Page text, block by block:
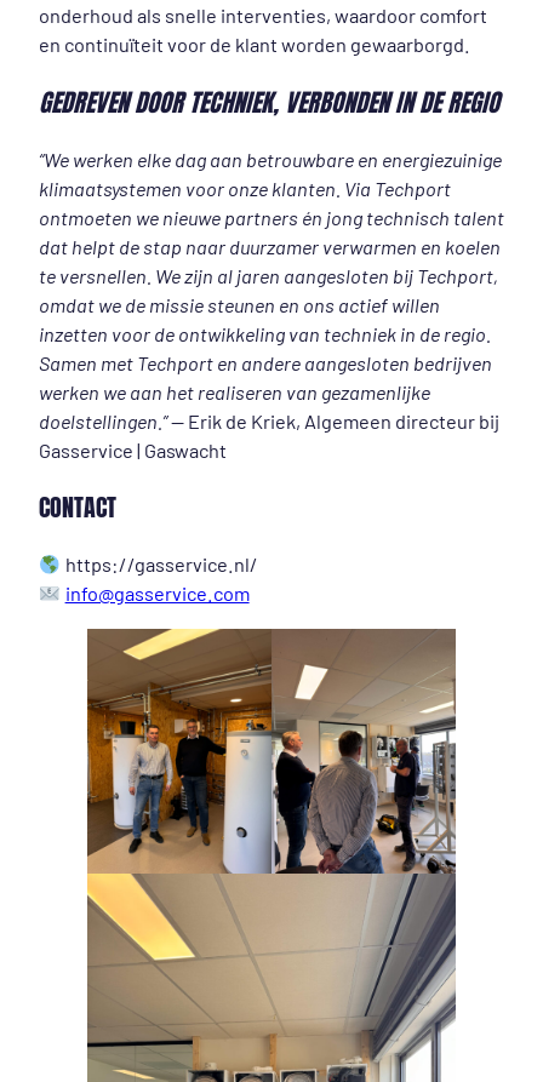
onderhoud als snelle interventies, waardoor comfort
en continuïteit voor de klant worden gewaarborgd.
GEDREVEN DOOR TECHNIEK, VERBONDEN IN DE REGIO
“We werken elke dag aan betrouwbare en energiezuinige
klimaatsystemen voor onze klanten. Via Techport
ontmoeten we nieuwe partners én jong technisch talent
dat helpt de stap naar duurzamer verwarmen en koelen
te versnellen. We zijn al jaren aangesloten bij Techport,
omdat we de missie steunen en ons actief willen
inzetten voor de ontwikkeling van techniek in de regio.
Samen met Techport en andere aangesloten bedrijven
werken we aan het realiseren van gezamenlijke
doelstellingen.”— Erik de Kriek, Algemeen directeur bij
Gasservice | Gaswacht
CONTACT
https://gasservice.nl/
info@gasservice.com